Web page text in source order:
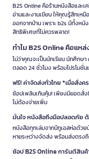
B2S Online คือร้านหนังสือและ
อ่านและงานเขียน ให้คุณรู้สึกเห
ออกจากบ้าน เพราะ b2s มีทั้งห
สิทธิพิเศษที่ไม่ควรพลาด!
ทำไม B2S Online คือแ
ไม่ว่าคุณจะเป็นนักเรียน นักศึกษ
ตลอด 24 ชั่วโมง พร้อมโปรโมชั่
ฟรี! ค่าจัดส่งทั่วไทย *เมื่อสั่ง
ช้อปเพลินเกินคุ้ม! เพียงมียอดสั่
ไม่ต้องจ่ายเพิ่ม
มั่นใจ หนังสือถึงมือปลอดภัย
หนังสือทุกเล่มจากบีทูเอสห่อด้วย
หายระหว่างจัดส่ง พร้อมส่งตร
ช้อป B2S Online การันตีสินค้